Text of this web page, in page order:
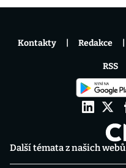
Další témata z našich webů
Kontakty Redakce
RSS